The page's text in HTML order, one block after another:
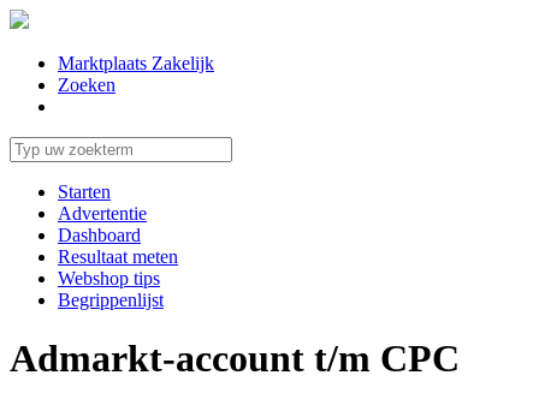
Marktplaats Zakelijk
Zoeken
Starten
Advertentie
Dashboard
Resultaat meten
Webshop tips
Begrippenlijst
Admarkt-account t/m CPC